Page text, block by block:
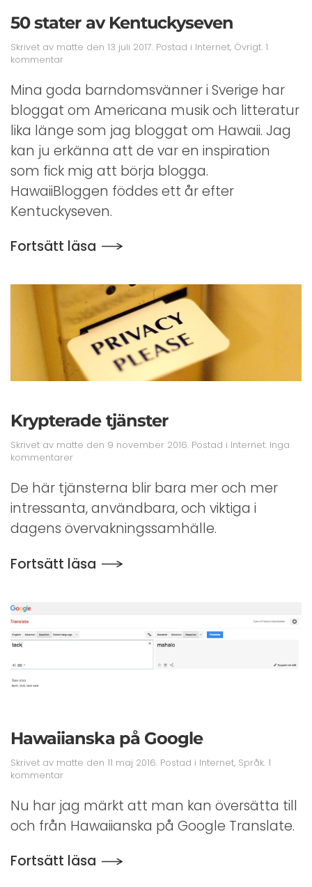
50 stater av Kentuckyseven
Skrivet av matte den 13 juli 2017. Postad i Internet, Övrigt. 1
kommentartill
stater
av
Kentuckyseven
Mina goda barndomsvänner i Sverige har
bloggat om Americana musik och litteratur
lika länge som jag bloggat om Hawaii. Jag
kan ju erkänna att de var en inspiration
som fick mig att börja blogga.
HawaiiBloggen föddes ett år efter
Kentuckyseven.
Fortsätt läsa
Krypterade tjänster
Skrivet av matte den 9 november 2016. Postad i Internet. Inga
kommentarertill
tjänster
De här tjänsterna blir bara mer och mer
intressanta, användbara, och viktiga i
dagens övervakningssamhälle.
Fortsätt läsa
Hawaiianska på Google
Skrivet av matte den 11 maj 2016. Postad i Internet, Språk. 1
kommentartill
på
Google
Nu har jag märkt att man kan översätta till
och från Hawaiianska på Google Translate.
Fortsätt läsa